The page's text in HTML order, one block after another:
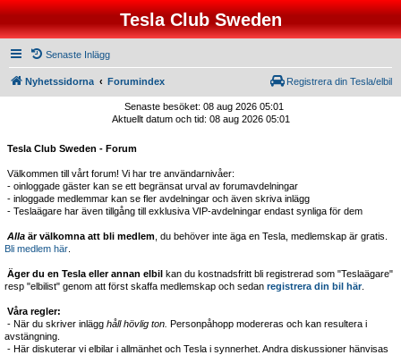
Tesla Club Sweden
Senaste Inlägg
Nyhetssidorna Forumindex Registrera din Tesla/elbil
Senaste besöket: 08 aug 2026 05:01
Aktuellt datum och tid: 08 aug 2026 05:01
Tesla Club Sweden - Forum
Välkommen till vårt forum! Vi har tre användarnivåer:
- oinloggade gäster kan se ett begränsat urval av forumavdelningar
- inloggade medlemmar kan se fler avdelningar och även skriva inlägg
- Teslaägare har även tillgång till exklusiva VIP-avdelningar endast synliga för dem
Alla är välkomna att bli medlem , du behöver inte äga en Tesla, medlemskap är gratis.
Bli medlem här
Äger du en Tesla eller annan elbil kan du kostnadsfritt bli registrerad som "Teslaägare"
resp "elbilist" genom att först skaffa medlemskap och sedan registrera din bil här.
Våra regler:
- När du skriver inlägg håll hövlig ton. Personpåhopp modereras och kan resultera i
avstängning.
- Här diskuterar vi elbilar i allmänhet och Tesla i synnerhet. Andra diskussioner hänvisas